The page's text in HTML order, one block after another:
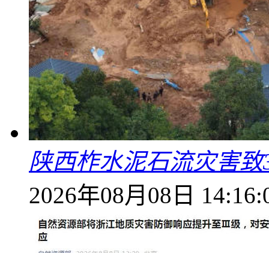
陕西柞水泥石流灾害
2026年08月08日